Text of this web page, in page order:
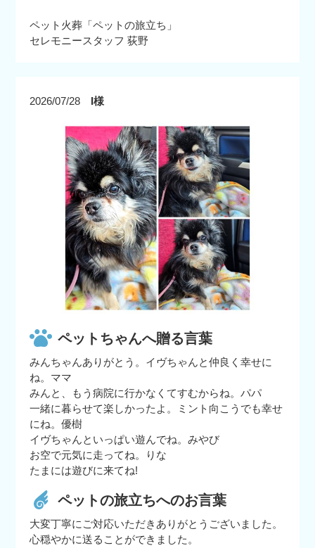
ペット火葬「ペットの旅立ち」
セレモニースタッフ 荻野
2026/07/28 I様
ペットちゃんへ贈る言葉
みんちゃんありがとう。イヴちゃんと仲良く幸せに
ね。ママ
みんと、もう病院に行かなくてすむからね。パパ
一緒に暮らせて楽しかったよ。ミント向こうでも幸せ
にね。優樹
イヴちゃんといっぱい遊んでね。みやび
お空で元気に走ってね。りな
たまには遊びに来てね!
ペットの旅立ちへのお言葉
大変丁寧にご対応いただきありがとうございました。
心穏やかに送ることができました。